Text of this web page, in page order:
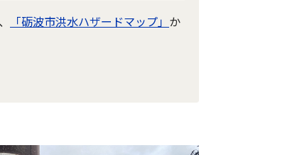
「砺波市洪水ハザードマップ」 か